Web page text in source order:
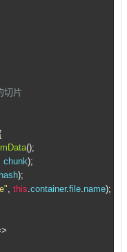
切片
();
chunk);
hash);
, this.container.file.name);